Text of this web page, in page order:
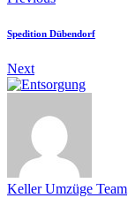
Spedition Dübendorf
Next
Keller Umzüge Team